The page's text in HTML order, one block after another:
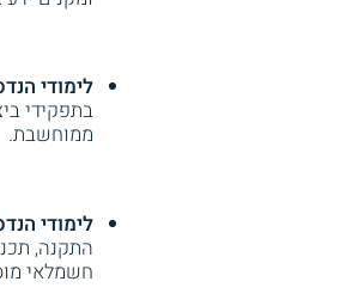
לימודי
בתפקידי
ממוחשבת.
לימודי
התקנה,
חשמלאי